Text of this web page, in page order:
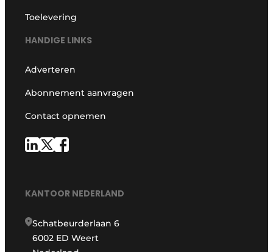
Toelevering
HANDIGE LINKS
Adverteren
Abonnement aanvragen
Contact opnemen
KANTOOR NEDERLAND
Schatbeurderlaan 6
6002 ED Weert